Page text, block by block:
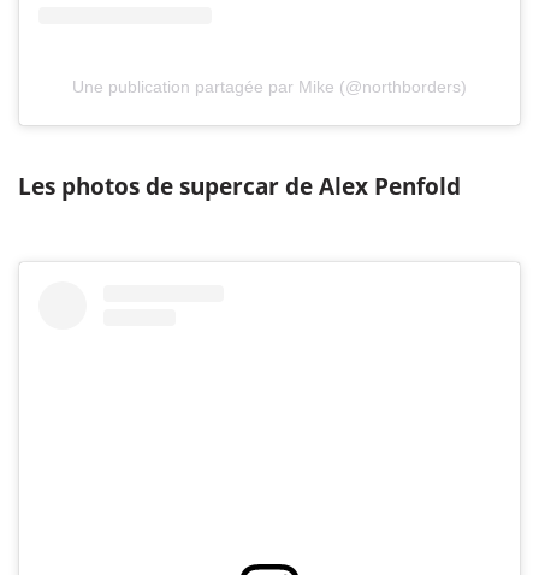
Une publication partagée par Mike (@northborders)
Les photos de supercar de Alex Penfold